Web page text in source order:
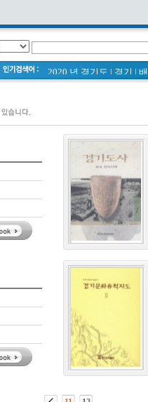
2020 년 경기도 | 경기 |
2021 경기도 공동주택
경기도 바로알기|공동주
국토의 계획 및 이용에
의회소식 81호|2020